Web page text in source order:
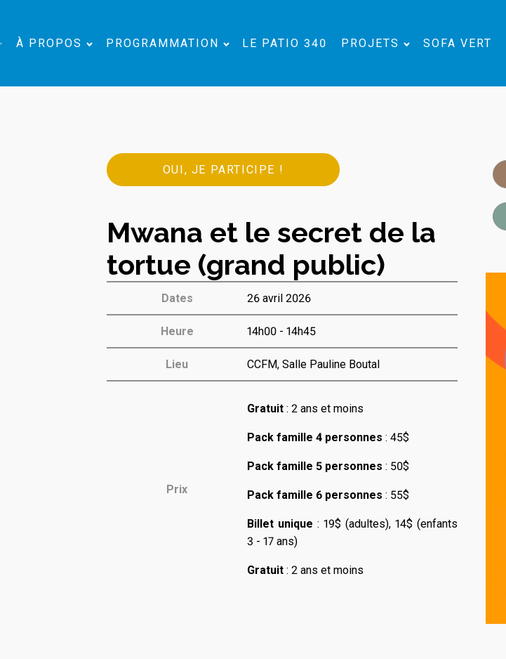
À PROPOS PROGRAMMATION LE PATIO 340 PROJETS SOFA VERT
OUI, JE PARTICIPE !
Mwana et le secret de la
tortue (grand public)
Dates 26 avril 2026
Heure 14h00 - 14h45
Lieu CCFM, Salle Pauline Boutal
Prix
Gratuit : 2 ans et moins
Pack famille 4 personnes : 45$
Pack famille 5 personnes : 50$
Pack famille 6 personnes : 55$
Billet unique : 19$ (adultes), 14$ (enfants
3 - 17 ans)
Gratuit : 2 ans et moins